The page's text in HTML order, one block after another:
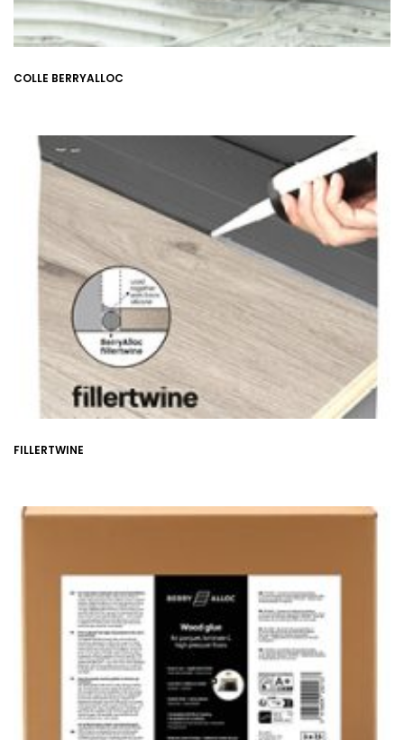
COLLE BERRYALLOC
FILLERTWINE